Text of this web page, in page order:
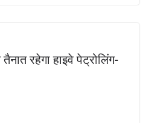
रहेगा हाइवे पेट्रोलिंग-